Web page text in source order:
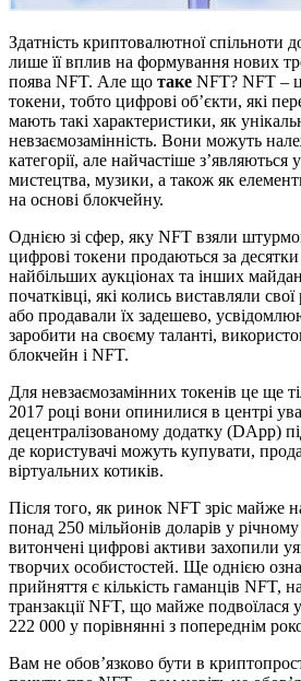
Здатність криптовалютної спільноти
лише її вплив на формування нових
поява NFT. Але що таке NFT? NFT –
токени, тобто цифрові об’єкти, які
мають такі характеристики, як
невзаємозамінність. Вони можуть
категорії, але найчастіше з’являються
мистецтва, музики, а також як
на основі блокчейну.
Однією зі сфер, яку NFT взяли
цифрові токени продаються за десятки
найбільших аукціонах та інших
початківці, які колись виставляли
або продавали їх задешево,
заробити на своєму таланті,
блокчейн і NFT.
Для невзаємозамінних токенів це ще
2017 році вони опинилися в центрі
децентралізованому додатку (DApp)
де користувачі можуть купувати,
віртуальних котиків.
Після того, як ринок NFT зріс майже
понад 250 мільйонів доларів у
витончені цифрові активи захопили
творчих особистостей. Ще однією
прийняття є кількість гаманців NFT,
транзакції NFT, що майже подвоїлася
222 000 у порівнянні з попереднім
Вам не обов’язково бути в